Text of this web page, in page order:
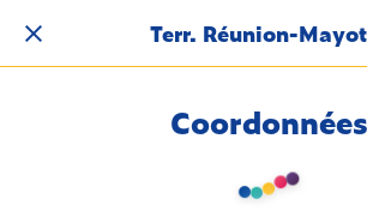
Terr. Réunion-
Coordonnées